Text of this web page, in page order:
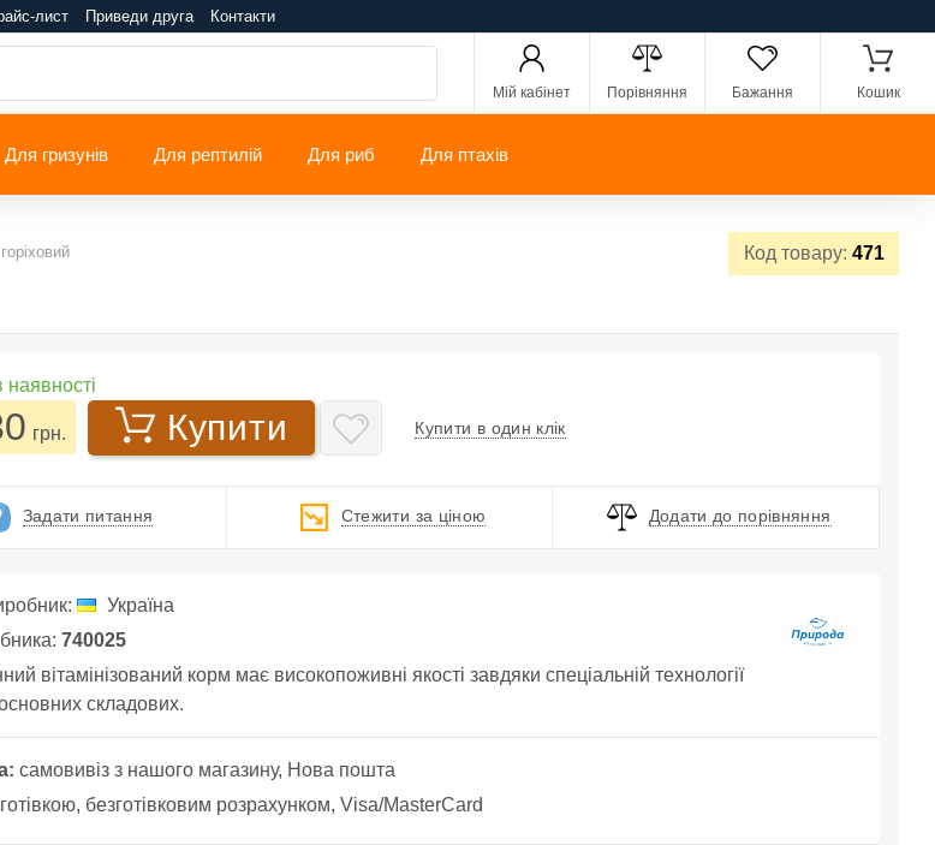
лист Приведи друга Контакти
Мій кабінет Порівняння Бажання Кошик
Для гризунів Для рептилій Для риб Для птахів
Код товару: 471
грн. Купити Купити в один клік
Задати питання Стежити за ціною Додати до порівняння
Україна
740025
вітамінізований корм має високопоживні якості завдяки спеціальній технології
складових.
самовивіз з нашого магазину, Нова пошта
готівкою, безготівковим розрахунком, Visa/MasterCard